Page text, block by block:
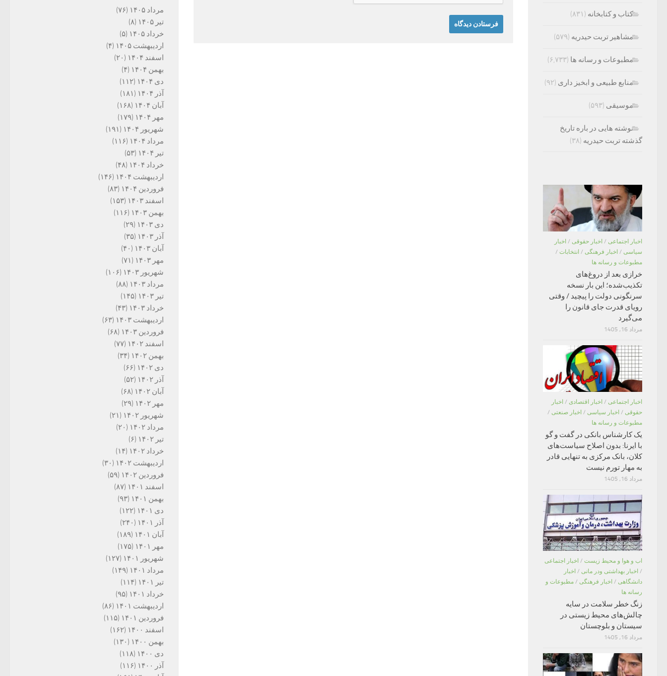
مرداد ۱۴۰۵
(۷۶)
تیر ۱۴۰۵
(۸)
خرداد ۱۴۰۵
(۵)
اردیبهشت ۱۴۰۵
(۴)
اسفند ۱۴۰۴
(۲۰)
بهمن ۱۴۰۴
(۴)
دی ۱۴۰۴
(۱۱۲)
آذر ۱۴۰۴
(۱۸۱)
آبان ۱۴۰۴
(۱۶۸)
مهر ۱۴۰۴
(۱۷۹)
شهریور ۱۴۰۴
(۱۹۱)
مرداد ۱۴۰۴
(۱۱۶)
تیر ۱۴۰۴
(۵۳)
خرداد ۱۴۰۴
(۴۸)
اردیبهشت ۱۴۰۴
(۱۴۶)
فروردین ۱۴۰۴
(۸۳)
اسفند ۱۴۰۳
(۱۵۳)
بهمن ۱۴۰۳
(۱۱۶)
دی ۱۴۰۳
(۲۹)
آذر ۱۴۰۳
(۳۵)
آبان ۱۴۰۳
(۴۰)
مهر ۱۴۰۳
(۷۱)
شهریور ۱۴۰۳
(۱۰۶)
مرداد ۱۴۰۳
(۸۸)
تیر ۱۴۰۳
(۱۴۵)
خرداد ۱۴۰۳
(۴۳)
اردیبهشت ۱۴۰۳
(۶۳)
فروردین ۱۴۰۳
(۶۸)
اسفند ۱۴۰۲
(۷۷)
بهمن ۱۴۰۲
(۳۴)
دی ۱۴۰۲
(۶۶)
آذر ۱۴۰۲
(۵۲)
آبان ۱۴۰۲
(۶۸)
مهر ۱۴۰۲
(۲۹)
شهریور ۱۴۰۲
(۲۱)
مرداد ۱۴۰۲
(۲۰)
تیر ۱۴۰۲
(۶)
خرداد ۱۴۰۲
(۱۴)
اردیبهشت ۱۴۰۲
(۳۰)
فروردین ۱۴۰۲
(۵۹)
اسفند ۱۴۰۱
(۸۷)
بهمن ۱۴۰۱
(۹۳)
دی ۱۴۰۱
(۱۲۲)
آذر ۱۴۰۱
(۲۴۰)
آبان ۱۴۰۱
(۱۸۹)
مهر ۱۴۰۱
(۱۷۵)
شهریور ۱۴۰۱
(۱۲۷)
مرداد ۱۴۰۱
(۱۴۹)
تیر ۱۴۰۱
(۱۱۴)
خرداد ۱۴۰۱
(۹۵)
اردیبهشت ۱۴۰۱
(۸۶)
فروردین ۱۴۰۱
(۱۱۵)
اسفند ۱۴۰۰
(۱۶۲)
بهمن ۱۴۰۰
(۱۳۰)
دی ۱۴۰۰
(۱۱۸)
آذر ۱۴۰۰
(۱۱۶)
کتاب و کتابخانه (۸۳۱)
مشاهیر تربت حیدریه (۵۷۹)
مطبوعات و رسانه ها (۶,۷۳۳)
منابع طبیعی و ابخیز داری (۹۲)
موسیقی (۵۹۳)
نوشته هایی در باره تاریخ
گذشته تربت حیدریه (۳۸)
اخبار اجتماعی / اخبار حقوقی / اخبار
سیاسی / اخبار فرهنگی / انتخابات /
مطبوعات و رسانه ها
خرازی بعد از دروغ‌های
تکذیب‌شده؛ این بار نسخه
سرنگونی دولت را پیچید / وقتی
رویای قدرت جای قانون را
می‌گیرد
مرداد 16, 1405
اخبار اجتماعی / اخبار اقتصادی / اخبار
حقوقی / اخبار سیاسی / اخبار صنعتی /
مطبوعات و رسانه ها
یک کارشناس بانکی در گفت و گو
با ایرنا: بدون اصلاح سیاست‌های
کلان، بانک مرکزی به تنهایی قادر
به مهار تورم نیست
مرداد 16, 1405
اب و هوا و محیط زیست / اخبار اجتماعی
/ اخبار بهداشتی ودر مانی / اخبار
دانشگاهی / اخبار فرهنگی / مطبوعات و
رسانه ها
زنگ خطر سلامت در سایه
چالش‌های محیط زیستی در
سیستان و بلوچستان
مرداد 16, 1405